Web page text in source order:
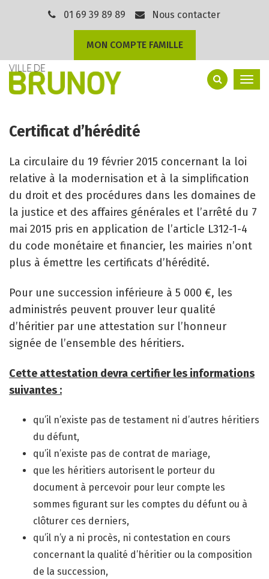
01 69 39 89 89 Nous contacter
MON COMPTE FAMILLE
Certificat d’hérédité
La circulaire du 19 février 2015 concernant la loi
relative à la modernisation et à la simplification
du droit et des procédures dans les domaines de
la justice et des affaires générales et l’arrêté du 7
mai 2015 pris en application de l’article L312-1-4
du code monétaire et financier, les mairies n’ont
plus à émettre les certificats d’hérédité.
Pour une succession inférieure à 5 000 €, les
administrés peuvent prouver leur qualité
d’héritier par une attestation sur l’honneur
signée de l’ensemble des héritiers.
Cette attestation devra certifier les informations
suivantes :
qu’il n’existe pas de testament ni d’autres héritiers
du défunt,
qu’il n’existe pas de contrat de mariage,
que les héritiers autorisent le porteur du
document à percevoir pour leur compte les
sommes figurant sur les comptes du défunt ou à
clôturer ces derniers,
qu’il n’y a ni procès, ni contestation en cours
concernant la qualité d’héritier ou la composition
de la succession,